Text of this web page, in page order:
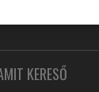
KERESŐ